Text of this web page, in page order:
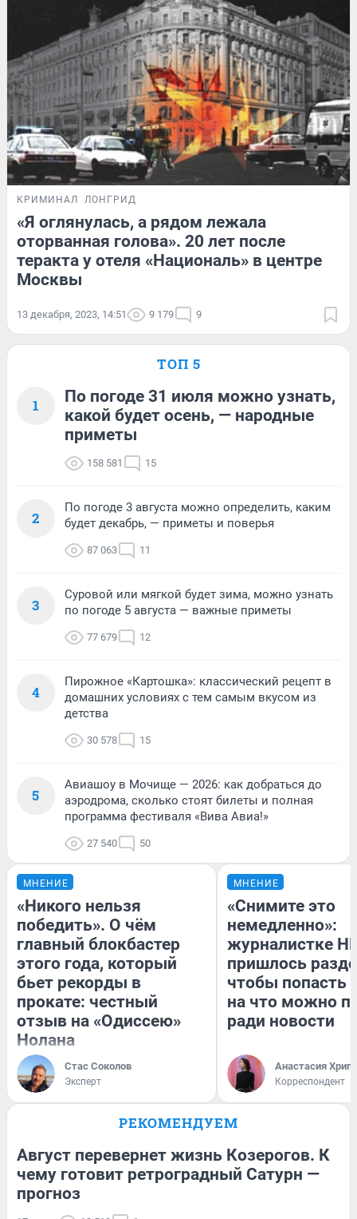
КРИМИНАЛ ЛОНГРИД
«Я оглянулась, а рядом лежала
оторванная голова». 20 лет после
теракта у отеля «Националь» в центре
Москвы
13 декабря, 2023, 14:51 9 179 9
ТОП 5
1
По погоде 31 июля можно узнать,
какой будет осень, — народные
приметы
158 581 15
2
По погоде 3 августа можно определить, каким
будет декабрь, — приметы и поверья
87 063 11
3
Суровой или мягкой будет зима, можно узнать
по погоде 5 августа — важные приметы
77 679 12
4
Пирожное «Картошка»: классический рецепт в
домашних условиях с тем самым вкусом из
детства
30 578 15
5
Авиашоу в Мочище — 2026: как добраться до
аэродрома, сколько стоят билеты и полная
программа фестиваля «Вива Авиа!»
27 540 50
МНЕНИЕ
«Никого нельзя
победить». О чём
главный блокбастер
этого года, который
бьет рекорды в
прокате: честный
отзыв на «Одиссею»
Нолана
Стас Соколов
Эксперт
МНЕНИЕ
«Снимите это
немедленно»:
журналистке
пришлось
чтобы попасть
на что можно
ради новости
Анастасия
Корреспондент
РЕКОМЕНДУЕМ
Август перевернет жизнь Козерогов. К
чему готовит ретроградный Сатурн —
прогноз